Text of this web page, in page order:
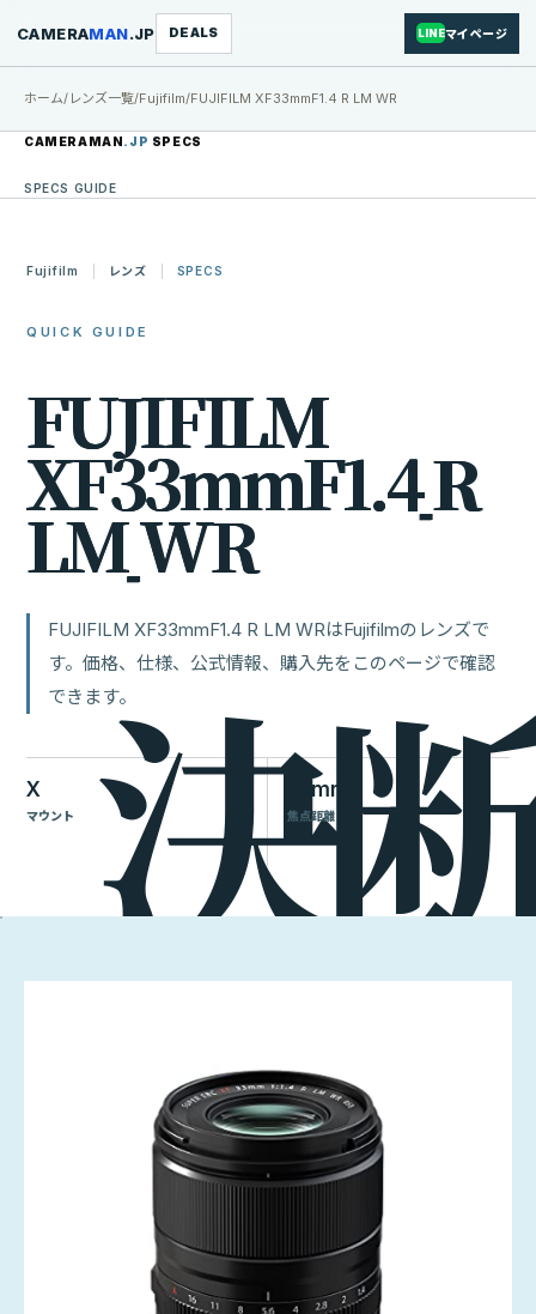
CAMERAMAN.JP DEALS LINEマイページ
ホーム/ レンズ一覧/Fujifilm/FUJIFILM XF33mmF1.4 R LM WR
CAMERAMAN.JP SPECS
SPECS GUIDE
Fujifilm レンズ SPECS
QUICK GUIDE
FUJIFILM
XF33mmF1.4R
LMWR
FUJIFILM XF33mmF1.4 R LM WRはFujifilmのレンズで
す。価格、仕様、公式情報、購入先をこのページで確認
できます。
X
マウント
33mm
焦点距離